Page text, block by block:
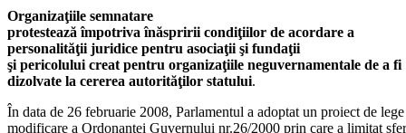
Organizaţiile semnatare
protestează împotriva înăspririi condiţiilor de acordare a
personalităţii juridice pentru asociaţii şi fundaţii
şi pericolului creat pentru organizaţiile neguvernamentale de a fi
dizolvate la cererea autorităţilor statului.
În data de 26 februarie 2008, Parlamentul a adoptat un proiect de
modificare a Ordonanţei Guvernului nr.26/2000 prin care a limitat